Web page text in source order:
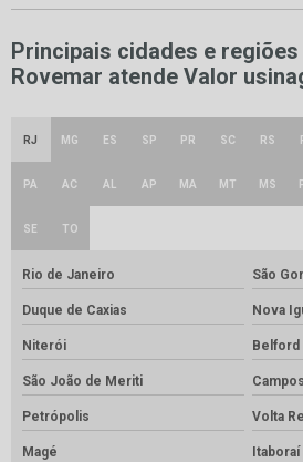
Principais cidades e
Rovemar atende Valor
RJ MG ES SP PR SC RS
PA AC AL AP MA MT MS
SE TO
Rio de Janeiro São
Duque de Caxias Nova
Niterói Belford
São João de Meriti
Petrópolis Volta
Magé Itaboraí